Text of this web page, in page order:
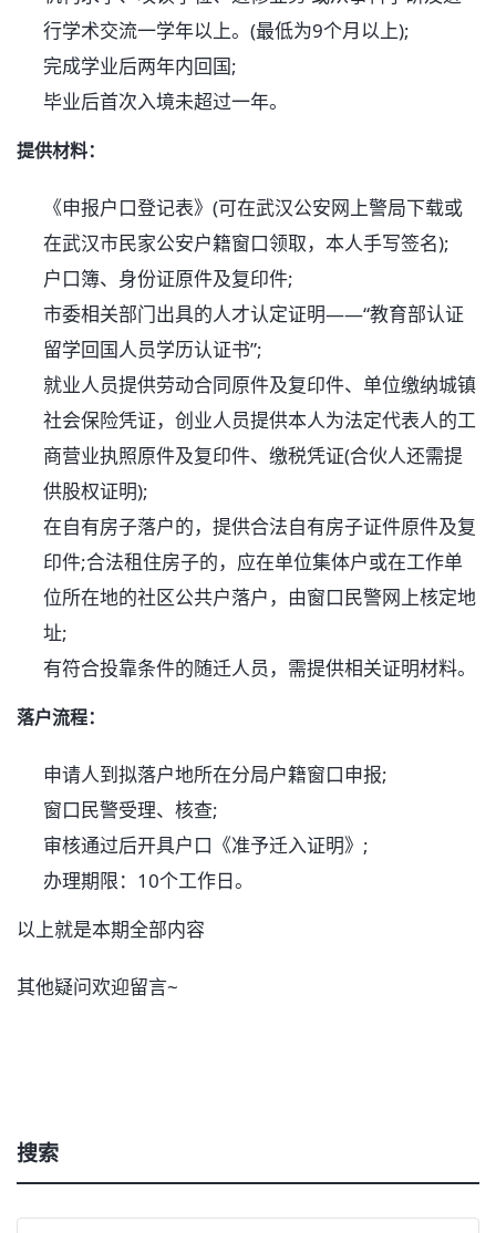
行学术交流一学年以上。(最低为9个月以上);
完成学业后两年内回国;
毕业后首次入境未超过一年。
提供材料：
《申报户口登记表》(可在武汉公安网上警局下载或
在武汉市民家公安户籍窗口领取，本人手写签名);
户口簿、身份证原件及复印件;
市委相关部门出具的人才认定证明——“教育部认证
留学回国人员学历认证书”;
就业人员提供劳动合同原件及复印件、单位缴纳城镇
社会保险凭证，创业人员提供本人为法定代表人的工
商营业执照原件及复印件、缴税凭证(合伙人还需提
供股权证明);
在自有房子落户的，提供合法自有房子证件原件及复
印件;合法租住房子的，应在单位集体户或在工作单
位所在地的社区公共户落户，由窗口民警网上核定地
址;
有符合投靠条件的随迁人员，需提供相关证明材料。
落户流程：
申请人到拟落户地所在分局户籍窗口申报;
窗口民警受理、核查;
审核通过后开具户口《准予迁入证明》;
办理期限：10个工作日。
以上就是本期全部内容
其他疑问欢迎留言~
搜索